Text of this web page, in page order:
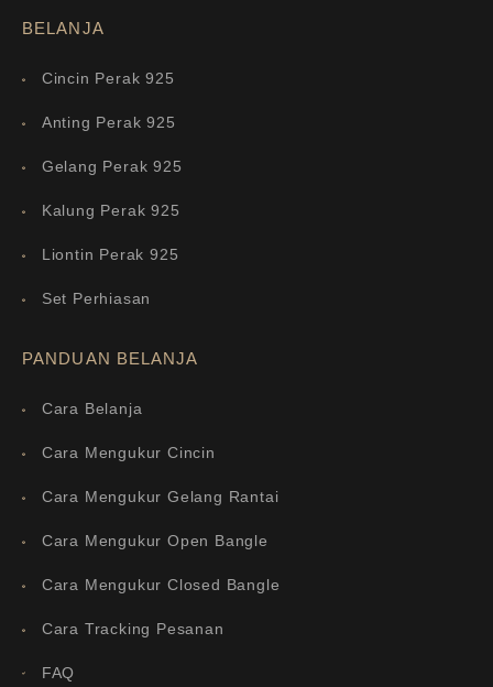
BELANJA
Cincin Perak 925
Anting Perak 925
Gelang Perak 925
Kalung Perak 925
Liontin Perak 925
Set Perhiasan
PANDUAN BELANJA
Cara Belanja
Cara Mengukur Cincin
Cara Mengukur Gelang Rantai
Cara Mengukur Open Bangle
Cara Mengukur Closed Bangle
Cara Tracking Pesanan
FAQ